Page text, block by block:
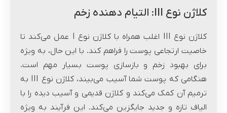
کلاژن نوع III: التیام دهنده زخم
کلاژن نوع III اغلب همراه با کلاژن نوع I عمل می‌کند تا
خاصیت ارتجاعی پوست را فراهم کند. با این حال، به ویژه
برای بهبود زخم و بازسازی پوست بسیار مهم است.
هنگامی که پوست شما آسیب می‌بیند، کلاژن نوع III به
ترمیم آن کمک می‌کند و کلاژن قدیمی و آسیب دیده را با
الیاف تازه و جدید جایگزین می‌کند. این فرآیند به ویژه